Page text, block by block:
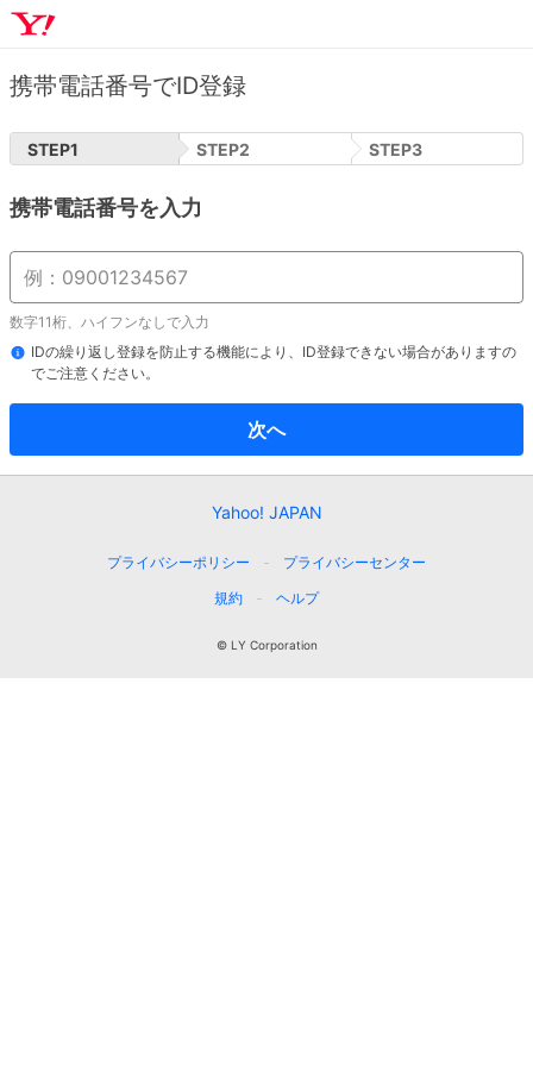
携帯電話番号でID登録
STEP1 STEP2 STEP3
携帯電話番号を入力
数字11桁、ハイフンなしで入力
IDの繰り返し登録を防止する機能により、ID登録できない場合がありますの
でご注意ください。
次へ
Yahoo! JAPAN
プライバシーポリシー
プライバシーセンター
規約
ヘルプ
© LY Corporation